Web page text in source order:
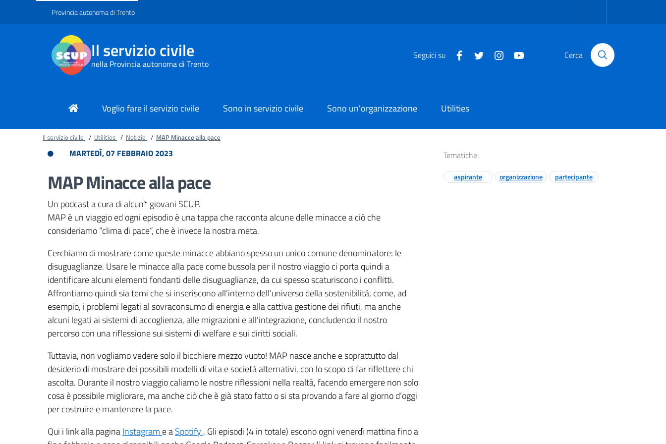
Provincia autonoma di Trento
Il servizio civile
nella Provincia autonoma di Trento
Seguici su Cerca
Voglio fare il servizio civile Sono in servizio civile Sono un'organizzazione Utilities
Il servizio civile / Utilities / Notizie / MAP Minacce alla pace
MARTEDÌ, 07 FEBBRAIO 2023
MAP Minacce alla pace
Un podcast a cura di alcun* giovani SCUP.
MAP è un viaggio ed ogni episodio è una tappa che racconta alcune delle minacce a ciò che
consideriamo “clima di pace”, che è invece la nostra meta.
Cerchiamo di mostrare come queste minacce abbiano spesso un unico comune denominatore: le
disuguaglianze. Usare le minacce alla pace come bussola per il nostro viaggio ci porta quindi a
identificare alcuni elementi fondanti delle disuguaglianze, da cui spesso scaturiscono i conflitti.
Affrontiamo quindi sia temi che si inseriscono all’interno dell’universo della sostenibilità, come, ad
esempio, i problemi legati al sovraconsumo di energia e alla cattiva gestione dei rifiuti, ma anche
alcuni legati ai sistemi di accoglienza, alle migrazioni e all’integrazione, concludendo il nostro
percorso con una riflessione sui sistemi di welfare e sui diritti sociali.
Tuttavia, non vogliamo vedere solo il bicchiere mezzo vuoto! MAP nasce anche e soprattutto dal
desiderio di mostrare dei possibili modelli di vita e società alternativi, con lo scopo di far riflettere chi
ascolta. Durante il nostro viaggio caliamo le nostre riflessioni nella realtà, facendo emergere non solo
cosa è possibile migliorare, ma anche ciò che è già stato fatto o si sta provando a fare al giorno d’oggi
per costruire e mantenere la pace.
Qui i link alla paginaInstagram e aSpotify . Gli episodi (4 in totale) escono ogni venerdì mattina fino a
Tematiche:
aspirante organizzazione partecipante